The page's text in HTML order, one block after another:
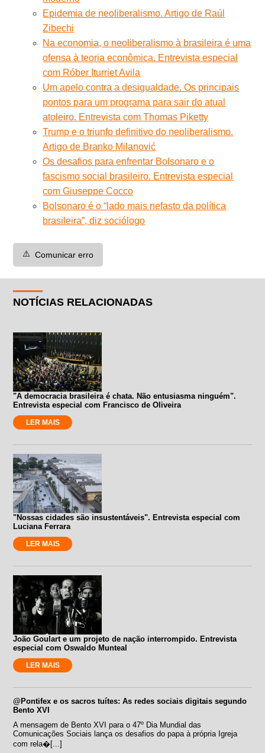
Epidemia de neoliberalismo. Artigo de Raúl
Zibechi
Na economia, o neoliberalismo à brasileira é uma
ofensa à teoria econômica. Entrevista especial
com Róber Iturriet Avila
Um apelo contra a desigualdade. Os principais
pontos para um programa para sair do atual
atoleiro. Entrevista com Thomas Piketty
Trump e o triunfo definitivo do neoliberalismo.
Artigo de Branko Milanović
Os desafios para enfrentar Bolsonaro e o
fascismo social brasileiro. Entrevista especial
com Giuseppe Cocco
Bolsonaro é o “lado mais nefasto da política
brasileira”, diz sociólogo
⚠️ Comunicar erro
NOTÍCIAS RELACIONADAS
"A democracia brasileira é chata. Não entusiasma ninguém".
Entrevista especial com Francisco de Oliveira
LER MAIS
"Nossas cidades são insustentáveis". Entrevista especial com
Luciana Ferrara
LER MAIS
João Goulart e um projeto de nação interrompido. Entrevista
especial com Oswaldo Munteal
LER MAIS
@Pontifex e os sacros tuítes: As redes sociais digitais segundo
Bento XVI
A mensagem de Bento XVI para o 47º Dia Mundial das
Comunicações Sociais lança os desafios do papa à própria Igreja
com rela�[...]